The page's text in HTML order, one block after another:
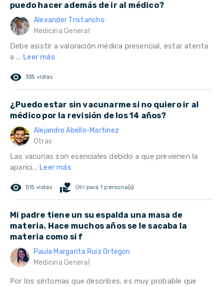
puedo hacer además de ir al médico?
Alexander Tristancho
Medicina General
Debe asistir a valoración médica presencial, estar atenta
a ... Leer más
remove_red_eye 335 vistas
¿Puedo estar sin vacunarme si no quiero ir al
médico por la revisión de los 14 años?
Alejandro Abello-Martinez
Otras
Las vacunas son esenciales debido a que previenen la
aparici... Leer más
remove_red_eye 515 vistas volunteer_activism Útil para 1 persona(s)
Mi padre tiene un su espalda una masa de
materia. Hace muchos años se le sacaba la
materia como si f
Paula Margarita Ruiz Ortegon
Medicina General
Por los síntomas que describes, es muy probable que